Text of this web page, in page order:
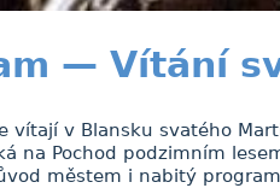
— Vítání
vítají v Blansku svatého
na Pochod podzimním
městem i nabitý